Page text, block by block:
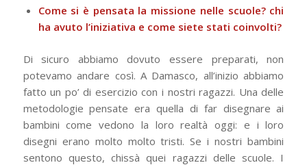
Come si è pensata la missione nelle scuole? chi
ha avuto l’iniziativa e come siete stati coinvolti?
Di sicuro abbiamo dovuto essere preparati, non
potevamo andare così. A Damasco, all’inizio abbiamo
fatto un po’ di esercizio con i nostri ragazzi. Una delle
metodologie pensate era quella di far disegnare ai
bambini come vedono la loro realtà oggi: e i loro
disegni erano molto molto tristi. Se i nostri bambini
sentono questo, chissà quei ragazzi delle scuole. I